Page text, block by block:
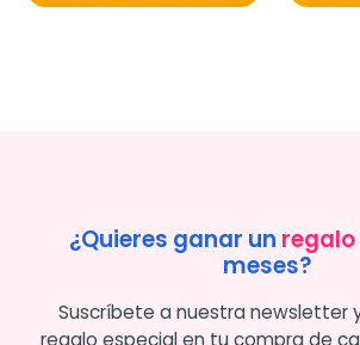
¿Quieres ganar un regalo
meses?
Suscríbete a nuestra newsletter
regalo especial en tu compra de